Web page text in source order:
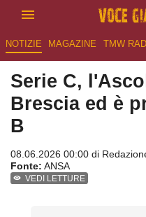
NOTIZIE MAGAZINE TMW
Serie C,
Brescia ed è
B
08.06.2026 00:00 di
Fonte: ANSA
VEDI LETTURE